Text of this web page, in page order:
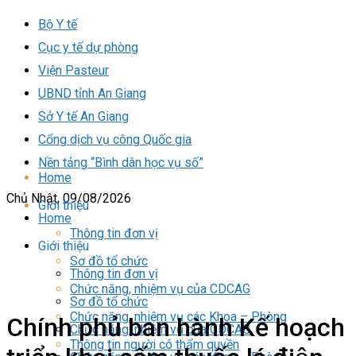
Bộ Y tế
Cục y tế dự phòng
Viện Pasteur
UBND tỉnh An Giang
Sở Y tế An Giang
Cổng dịch vụ công Quốc gia
Nền tảng “Bình dân học vụ số”
Chủ Nhật, 09/08/2026
Home
Giới thiệu
Thông tin đơn vị
Sơ đồ tổ chức
Chức năng, nhiệm vụ của CDCAG
Chức năng, nhiệm vụ các Khoa – Phòng
Thông tin người có thẩm quyền
Home
Giới thiệu
Thông tin đơn vị
Sơ đồ tổ chức
Chức năng, nhiệm vụ của CDCAG
Chính phủ ban hành Kế hoạch